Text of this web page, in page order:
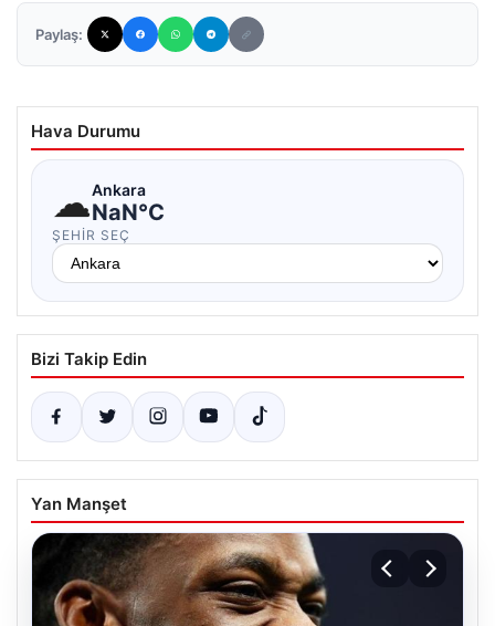
Paylaş:
Hava Durumu
☁Ankara
NaN°C
ŞEHIR SEÇ
Bizi Takip Edin
Yan Manşet